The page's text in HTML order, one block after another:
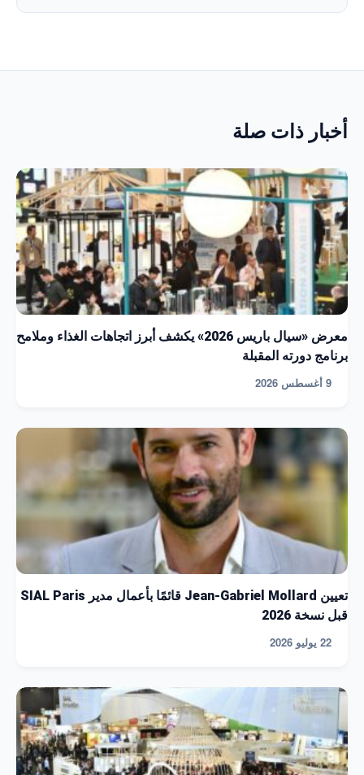
أخبار ذات صلة
معرض «سيال باريس 2026» يكشف أبرز اتجاهات الغذاء وملامح
برنامج دورته المقبلة
9 أغسطس 2026
تعيين Jean-Gabriel Mollard قائمًا بأعمال مدير SIAL Paris
قبل نسخة 2026
22 يوليو 2026